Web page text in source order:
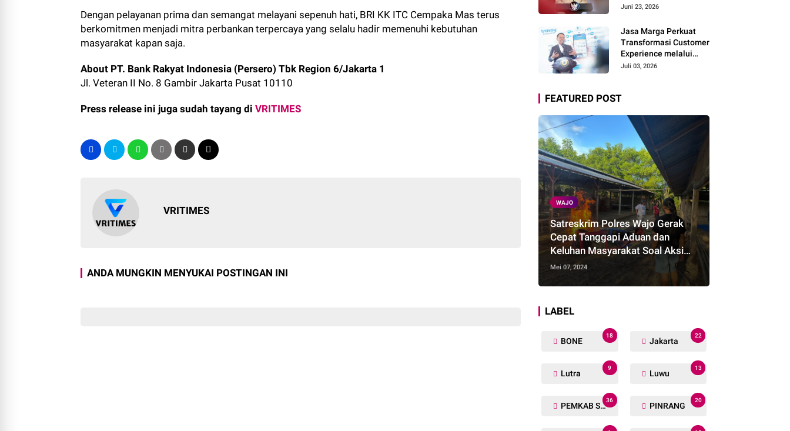
Dengan pelayanan prima dan semangat melayani sepenuh hati, BRI KK ITC Cempaka Mas terus
berkomitmen menjadi mitra perbankan terpercaya yang selalu hadir memenuhi kebutuhan
masyarakat kapan saja.
About PT. Bank Rakyat Indonesia (Persero) Tbk Region 6/Jakarta 1
Jl. Veteran II No. 8 Gambir Jakarta Pusat 10110
Press release ini juga sudah tayang di VRITIMES
VRITIMES
ANDA MUNGKIN MENYUKAI POSTINGAN INI
Diketahui Pengusaha
Juni 23, 2026
Jasa Marga Perkuat
Transformasi Customer
Experience melalui
Expert Sharing Session
Juli 03, 2026
FEATURED POST
WAJO
Satreskrim Polres Wajo Gerak
Cepat Tanggapi Aduan dan
Keluhan Masyarakat Soal Aksi
Perjudian
Mei 07, 2024
LABEL
BONE
18
Jakarta
22
Lutra
9
Luwu
13
PEMKAB SOPPENG
36
PINRANG
20